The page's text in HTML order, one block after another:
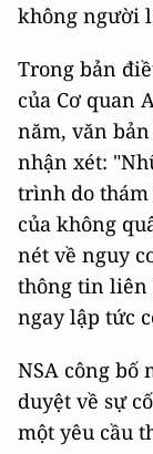
không người
Trong bản
của Cơ quan
năm, văn
nhận xét:
trình do
của không
nét về nguy
thông tin liên
ngay lập tức
NSA công bố
duyệt về sự
một yêu cầu